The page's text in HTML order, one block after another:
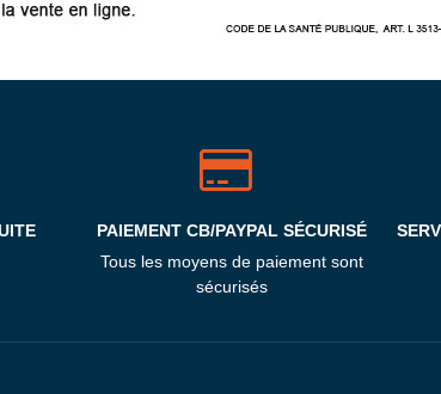
PAIEMENT CB/PAYPAL SÉCURISÉ
Tous les moyens de paiement sont
sécurisés